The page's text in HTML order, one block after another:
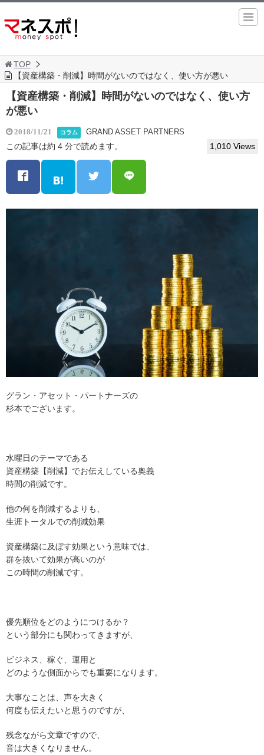
TOP
【資産構築・削減】時間がないのではなく、使い方が悪い
【資産構築・削減】時間がないのではなく、使い方
が悪い
2018/11/21 コラム GRAND ASSET PARTNERS
この記事は約 4 分で読めます。 1,010 Views
グラン・アセット・パートナーズの
杉本でございます。
水曜日のテーマである
資産構築【削減】でお伝えしている奥義
時間の削減です。
他の何を削減するよりも、
生涯トータルでの削減効果
資産構築に及ぼす効果という意味では、
群を抜いて効果が高いのが
この時間の削減です。
優先順位をどのようにつけるか？
という部分にも関わってきますが、
ビジネス、稼ぐ、運用と
どのような側面からでも重要になります。
大事なことは、声を大きく
何度も伝えたいと思うのですが、
残念ながら文章ですので、
音は大きくなりません。